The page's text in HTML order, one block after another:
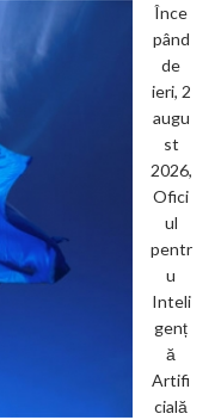
Înce
pând
de
ieri, 2
augu
st
2026,
Ofici
ul
pentr
u
Inteli
genț
ă
Artifi
cială